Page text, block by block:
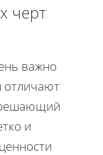
черт
важно
отличают
решающий
и